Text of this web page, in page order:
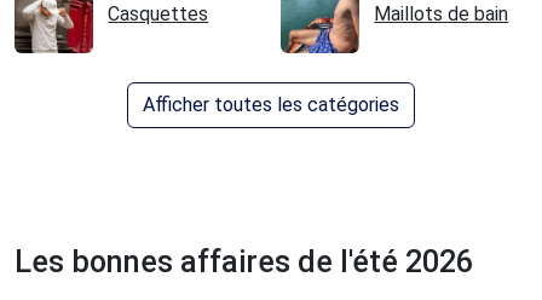
Casquettes Maillots de bain
Afficher toutes les catégories
Les bonnes affaires de l'été 2026